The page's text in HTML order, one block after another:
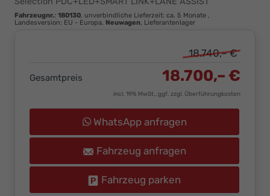
Ihr
Innovatives
Fahrzeugnr.: 180130 , unverbindliche Lieferzeit: ca. 5 Monate ,
Landesversion: EU - Europa, Neuwagen , Lieferantenlager
18.740,– €
Gesamtpreis 18.700,– €
incl. 19% MwSt., ggf. zzgl. Überführungkosten
WhatsApp anfragen
Fahrzeug anfragen
Fahrzeug parken